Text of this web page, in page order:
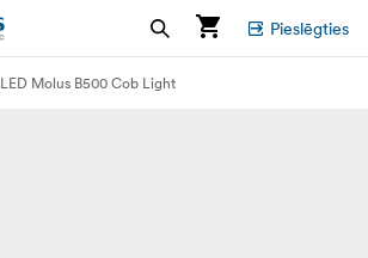
Pieslēgties
LED Molus B500 Cob Light